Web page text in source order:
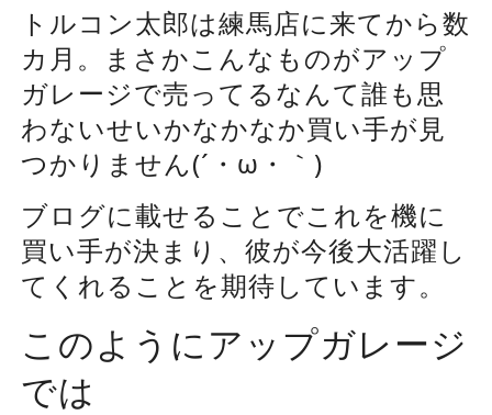
トルコン太郎は練馬店に来てから数
カ月。まさかこんなものがアップ
ガレージで売ってるなんて誰も思
わないせいかなかなか買い手が見
つかりません(´・ω・｀)
ブログに載せることでこれを機に
買い手が決まり、彼が今後大活躍し
てくれることを期待しています。
このようにアップガレージ
では